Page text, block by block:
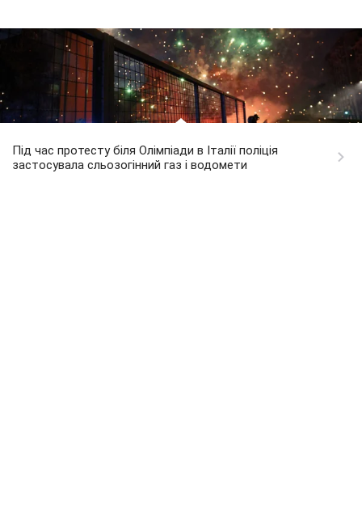
Під час протесту біля Олімпіади в Італії поліція
застосувала сльозогінний газ і водомети